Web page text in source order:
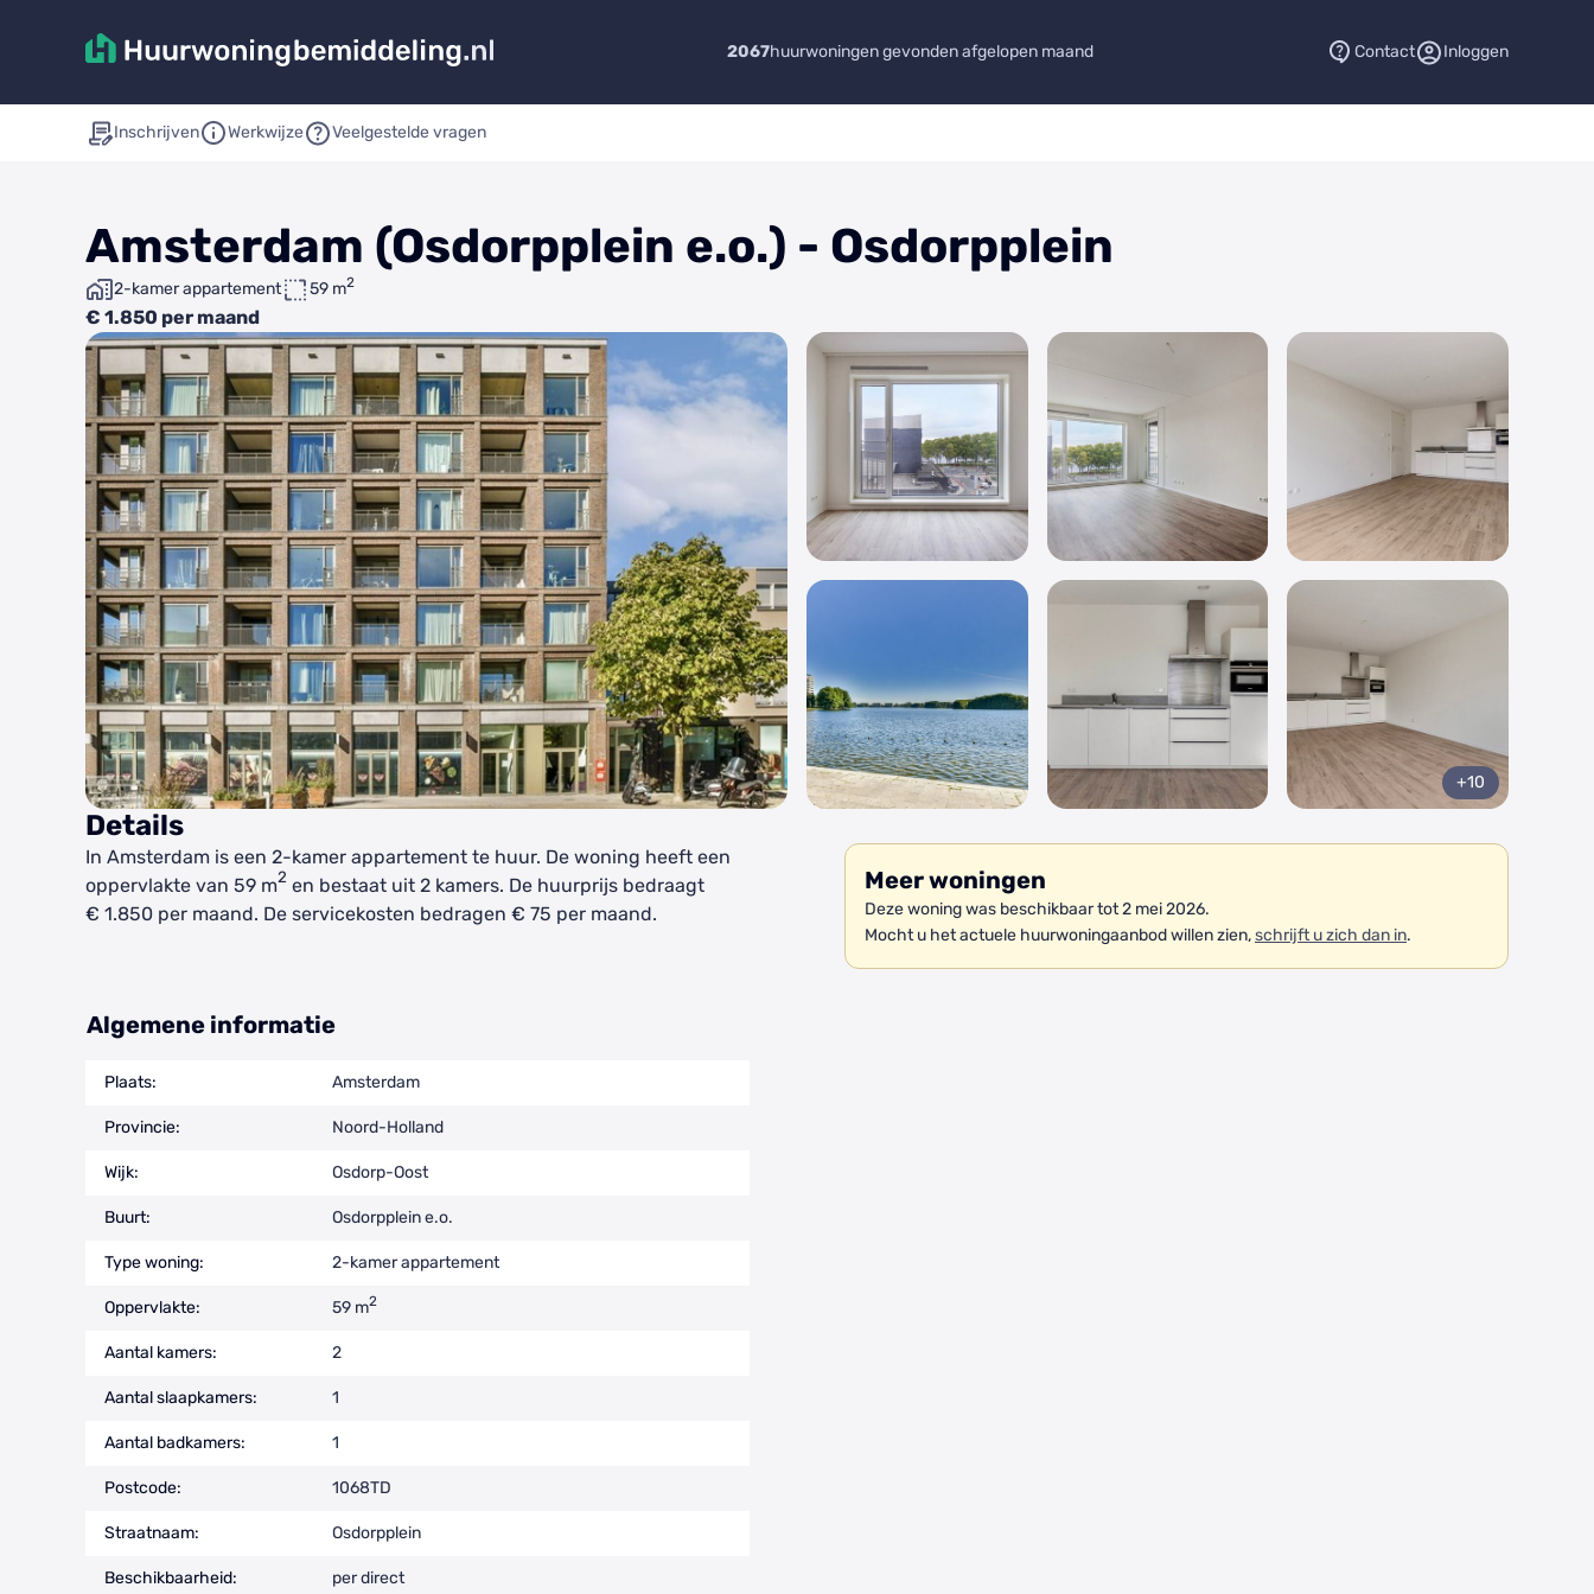
2067huurwoningen gevonden afgelopen maand Contact Inloggen
Inschrijven Werkwijze Veelgestelde vragen
Amsterdam (Osdorpplein e.o.) - Osdorpplein
2-kamer appartement 59 m2
€ 1.850 per maand
+10
Details
In Amsterdam is een 2-kamer appartement te huur. De woning heeft een
oppervlakte van 59 m2 en bestaat uit 2 kamers. De huurprijs bedraagt
€ 1.850 per maand. De servicekosten bedragen € 75 per maand.
Meer woningen
Deze woning was beschikbaar tot 2 mei 2026.
Mocht u het actuele huurwoningaanbod willen zien,schrijft u zich dan in.
Algemene informatie
Plaats: Amsterdam
Provincie: Noord-Holland
Wijk: Osdorp-Oost
Buurt: Osdorpplein e.o.
Type woning: 2-kamer appartement
Oppervlakte: 59 m2
Aantal kamers: 2
Aantal slaapkamers: 1
Aantal badkamers: 1
Postcode: 1068TD
Straatnaam: Osdorpplein
Beschikbaarheid: per direct